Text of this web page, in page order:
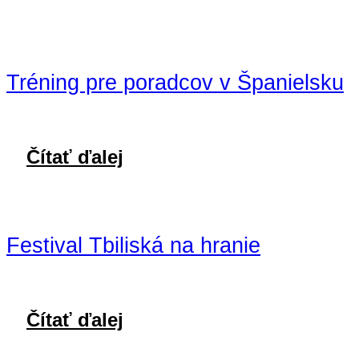
Tréning pre poradcov v Španielsku
Čítať ďalej
Festival Tbiliská na hranie
Čítať ďalej